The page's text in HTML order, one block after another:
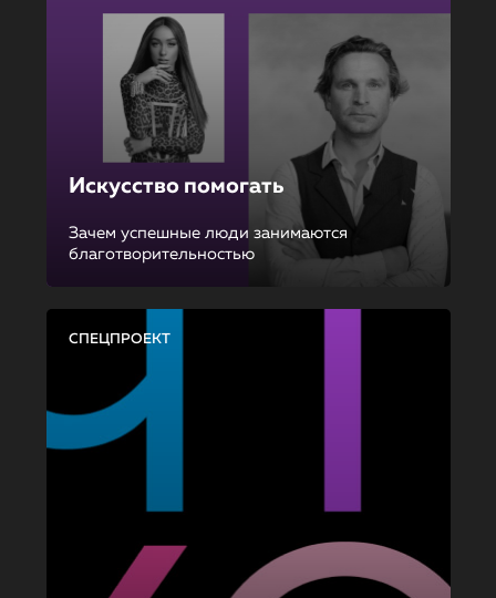
Искусство помогать
Зачем успешные люди занимаются
благотворительностью
СПЕЦПРОЕКТ